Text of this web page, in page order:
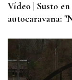
Vídeo | Susto
autocaravana: